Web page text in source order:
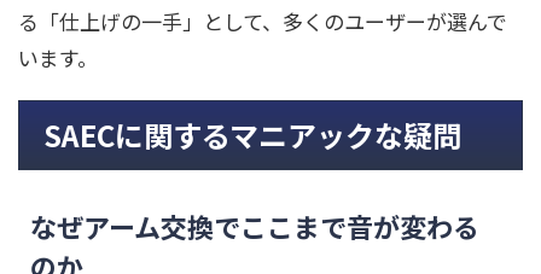
る「仕上げの一手」として、多くのユーザーが選んで
います。
SAECに関するマニアックな疑問
なぜアーム交換でここまで音が変わる
のか